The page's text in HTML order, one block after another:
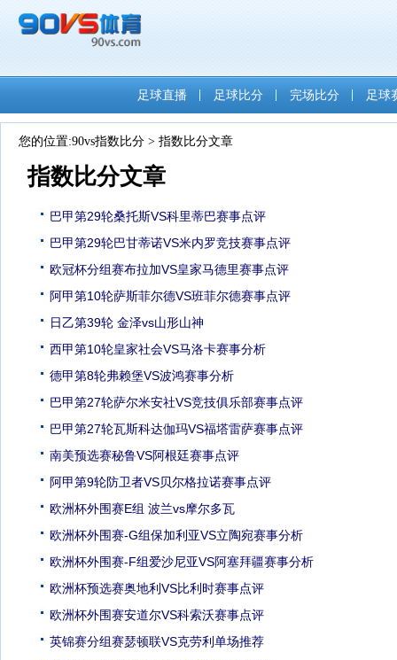
足球直播 足球比分 完场比分 足球
您的位置:90vs指数比分 > 指数比分文章
指数比分文章
巴甲第29轮桑托斯VS科里蒂巴赛事点评
巴甲第29轮巴甘蒂诺VS米内罗竞技赛事点评
欧冠杯分组赛布拉加VS皇家马德里赛事点评
阿甲第10轮萨斯菲尔德VS班菲尔德赛事点评
日乙第39轮 金泽vs山形山神
西甲第10轮皇家社会VS马洛卡赛事分析
德甲第8轮弗赖堡VS波鸿赛事分析
巴甲第27轮萨尔米安社VS竞技俱乐部赛事点评
巴甲第27轮瓦斯科达伽玛VS福塔雷萨赛事点评
南美预选赛秘鲁VS阿根廷赛事点评
阿甲第9轮防卫者VS贝尔格拉诺赛事点评
欧洲杯外围赛E组 波兰vs摩尔多瓦
欧洲杯外围赛-G组保加利亚VS立陶宛赛事分析
欧洲杯外围赛-F组爱沙尼亚VS阿塞拜疆赛事分析
欧洲杯预选赛奥地利VS比利时赛事点评
欧洲杯外围赛安道尔VS科索沃赛事点评
英锦赛分组赛瑟顿联VS克劳利单场推荐